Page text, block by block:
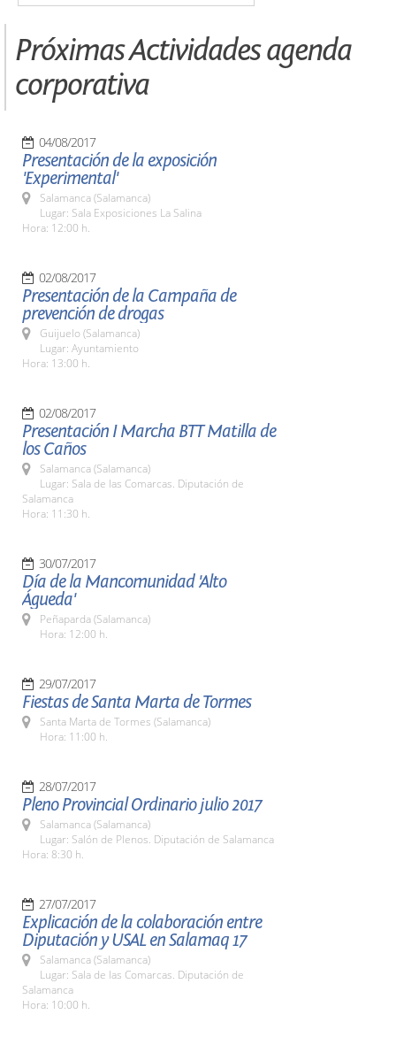
Próximas Actividades agenda
corporativa
04/08/2017
Presentación de la exposición
'Experimental'
Salamanca (Salamanca)
Lugar: Sala Exposiciones La Salina
Hora: 12:00 h.
02/08/2017
Presentación de la Campaña de
prevención de drogas
Guijuelo (Salamanca)
Lugar: Ayuntamiento
Hora: 13:00 h.
02/08/2017
Presentación I Marcha BTT Matilla de
los Caños
Salamanca (Salamanca)
Lugar: Sala de las Comarcas. Diputación de
Salamanca
Hora: 11:30 h.
30/07/2017
Día de la Mancomunidad 'Alto
Águeda'
Peñaparda (Salamanca)
Hora: 12:00 h.
29/07/2017
Fiestas de Santa Marta de Tormes
Santa Marta de Tormes (Salamanca)
Hora: 11:00 h.
28/07/2017
Pleno Provincial Ordinario julio 2017
Salamanca (Salamanca)
Lugar: Salón de Plenos. Diputación de Salamanca
Hora: 8:30 h.
27/07/2017
Explicación de la colaboración entre
Diputación y USAL en Salamaq 17
Salamanca (Salamanca)
Lugar: Sala de las Comarcas. Diputación de
Salamanca
Hora: 10:00 h.